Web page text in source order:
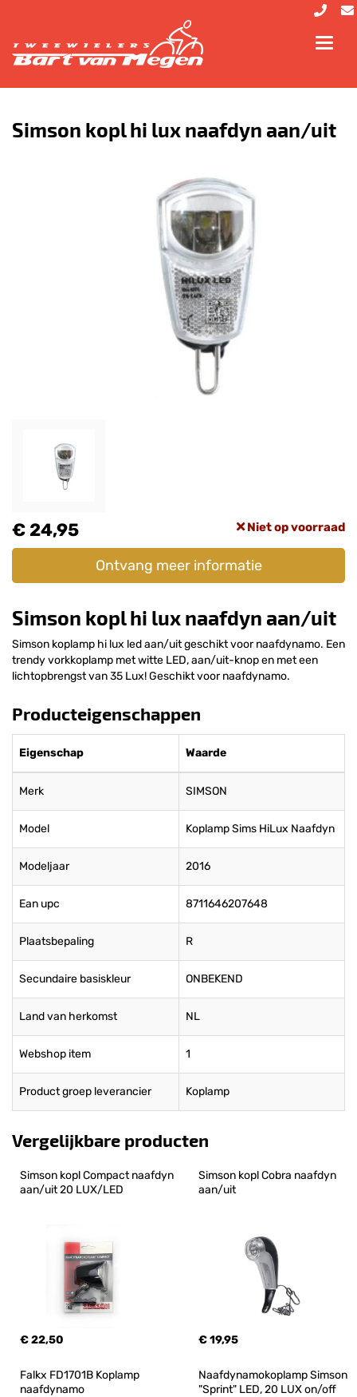
Simson kopl hi lux naafdyn aan/uit
€ 24,95 Niet op voorraad
Ontvang meer informatie
Simson kopl hi lux naafdyn aan/uit
Simson koplamp hi lux led aan/uit geschikt voor naafdynamo. Een
trendy vorkkoplamp met witte LED, aan/uit-knop en met een
lichtopbrengst van 35 Lux! Geschikt voor naafdynamo.
Producteigenschappen
Eigenschap Waarde
Merk SIMSON
Model Koplamp Sims HiLux Naafdyn
Modeljaar 2016
Ean upc 8711646207648
Plaatsbepaling R
Secundaire basiskleur ONBEKEND
Land van herkomst NL
Webshop item 1
Product groep leverancier Koplamp
Vergelijkbare producten
Simson kopl Compact naafdyn
aan/uit 20 LUX/LED
€ 22,50
Simson kopl Cobra naafdyn
aan/uit
€ 19,95
Falkx FD1701B Koplamp
naafdynamo
Naafdynamokoplamp Simson
"Sprint" LED, 20 LUX on/off